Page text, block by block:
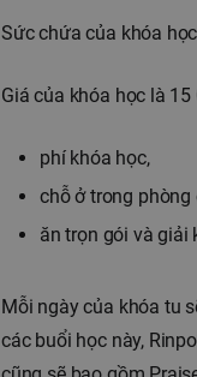
Sức chứa của khóa
Giá của khóa học là
phí khóa học,
chỗ ở trong
ăn trọn gói và giải
Mỗi ngày của khóa tu
các buổi học này,